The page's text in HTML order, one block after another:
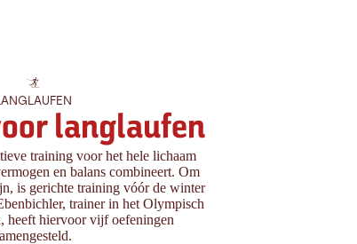
langlaufen
training voor het hele lichaam
en balans combineert. Om
is gerichte training vóór de winter
trainer in het Olympisch
heeft hiervoor vijf oefeningen